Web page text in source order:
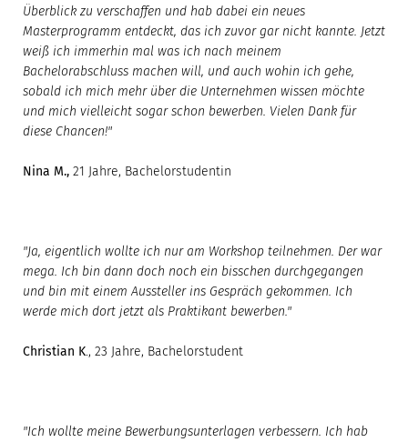
Überblick zu verschaffen und hab dabei ein neues
Masterprogramm entdeckt, das ich zuvor gar nicht kannte. Jetzt
weiß ich immerhin mal was ich nach meinem
Bachelorabschluss machen will, und auch wohin ich gehe,
sobald ich mich mehr über die Unternehmen wissen möchte
und mich vielleicht sogar schon bewerben. Vielen Dank für
diese Chancen!"
Nina M., 21 Jahre, Bachelorstudentin
"Ja, eigentlich wollte ich nur am Workshop teilnehmen. Der war
mega. Ich bin dann doch noch ein bisschen durchgegangen
und bin mit einem Aussteller ins Gespräch gekommen. Ich
werde mich dort jetzt als Praktikant bewerben."
Christian K., 23 Jahre, Bachelorstudent
"Ich wollte meine Bewerbungsunterlagen verbessern. Ich hab